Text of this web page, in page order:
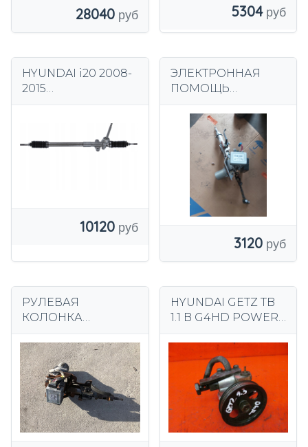
28040 5304
HYUNDAI i20 2008-
2015
10120
ЭЛЕКТРОННАЯ
ПОМОЩЬ
3120
РУЛЕВАЯ
КОЛОНКА
HYUNDAI IX35 LIFT
HYUNDAI GETZ TB
1.1 B G4HD POWER